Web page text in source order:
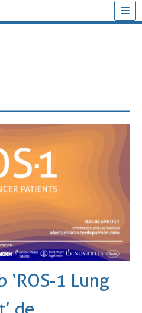
1 Lung